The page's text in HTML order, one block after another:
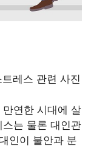
연한 시대에 살
는 물론 대인관
인이 불안과 분